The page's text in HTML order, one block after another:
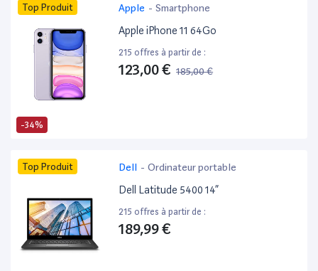
-34%
Top Produit Apple - Smartphone
Apple iPhone 11 64Go
215 offres à partir de :
123,00 € 185,00 €
Top Produit Dell - Ordinateur portable
Dell Latitude 5400 14”
215 offres à partir de :
189,99 €